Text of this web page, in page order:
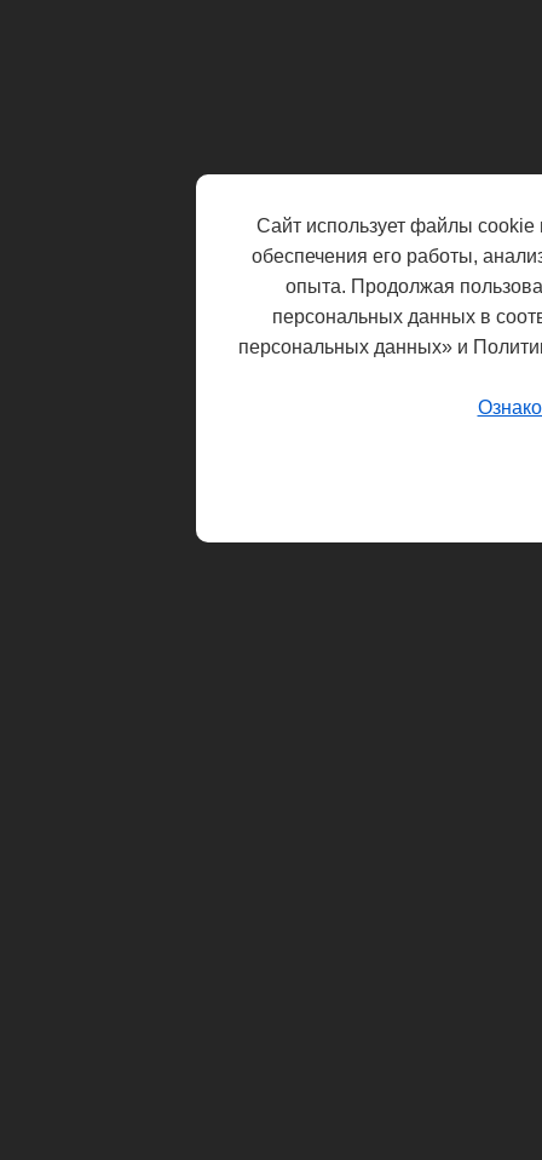
Сайт использует файлы cookie
обеспечения его работы,
опыта. Продолжая
персональных данных в
персональных данных» и